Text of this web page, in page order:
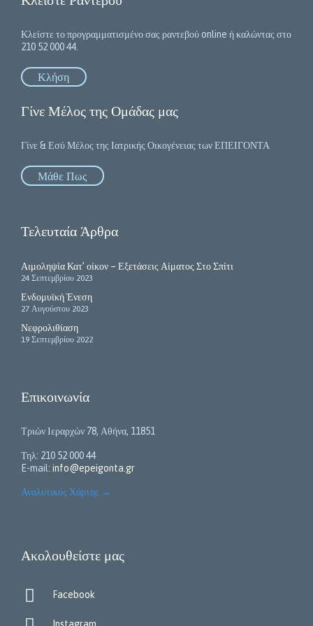
Κλείστε το προγραμματισμένο σας ραντεβού online ή καλώντας στο
210 52 000 44.
Κλήση
Γίνε Μέλος της Ομάδας μας
Γίνε & Εσύ Μέλος της Ιατρικής Οικογένειας των ΕΠΕΙΓΟΝΤΑ
Μάθε Πως
Τελευταία Άρθρα
Αιμοληψία Κατ’ οίκον – Εξετάσεις Αίματος Στο Σπίτι
24 Σεπτεμβρίου 2023
Ενδομυϊκή Ένεση
27 Αυγούστου 2023
Νεφρολιθίαση
19 Σεπτεμβρίου 2022
Επικοινωνία
Τριών Ιεραρχών 78, Αθήνα, 11851
Τηλ: 210 52 000 44
E-mail: info@epeigonta.gr
Αναλυτικός Χάρτης →
Ακολουθείστε μας
 Facebook